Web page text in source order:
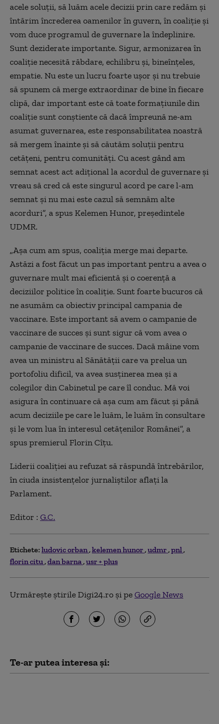
acele soluţii, să luăm acele decizii prin care redăm şi
întărim încrederea oamenilor în guvern, în coaliţie şi
vom duce programul de guvernare la îndeplinire.
Sunt deziderate importante. Sigur, armonizarea în
coaliţie necesită răbdare, echilibru şi, bineînţeles,
empatie. Nu este un lucru foarte uşor şi nu trebuie
să spunem că merge extraordinar de bine în fiecare
clipă, dar important este că toate formaţiunile din
coaliţie sunt conştiente că dacă împreună ne-am
asumat guvernarea, este responsabilitatea noastră
să mergem înainte şi să căutăm soluţii pentru
cetăţeni, pentru comunităţi. Cu acest gând am
semnat acest act adiţional la acordul de guvernare şi
vreau să cred că este singurul acord pe care l-am
semnat şi nu mai este cazul să semnăm alte
acorduri”, a spus Kelemen Hunor, președintele
UDMR.
„Așa cum am spus, coaliția merge mai departe.
Astăzi a fost făcut un pas important pentru a avea o
guvernare mult mai eficientă și o coerență a
deciziilor politice în coaliție. Sunt foarte bucuros că
ne asumăm ca obiectiv principal campania de
vaccinare. Este important să avem o campanie de
vaccinare de succes și sunt sigur că vom avea o
campanie de vaccinare de succes. Dacă mâine vom
avea un ministru al Sănătății care va prelua un
portofoliu dificil, va avea susținerea mea și a
colegilor din Cabinetul pe care îl conduc. Mă voi
asigura în continuare că așa cum am făcut și până
acum deciziile pe care le luăm, le luăm în consultare
și le vom lua în interesul cetățenilor Românei”, a
spus premierul Florin Cîțu.
Liderii coaliției au refuzat să răspundă întrebărilor,
în ciuda insistențelor jurnaliștilor aflați la
Parlament.
Editor : G.C.
Etichete: ludovic orban kelemen hunor udmr pnl
florin citu dan barna usr + plus
Urmărește știrile Digi24.ro și peGoogle News
Te-ar putea interesa și: